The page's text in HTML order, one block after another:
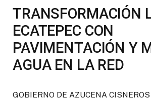
TRANSFORMACIÓN
ECATEPEC CON
PAVIMENTACIÓN Y
AGUA EN LA RED
GOBIERNO DE AZUCENA